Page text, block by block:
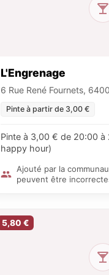
L'Engrenage
6 Rue René Fournets,
Pinte à partir de 3,00 €
Pinte à 3,00 € de 20:00
happy hour)
Ajouté par la
peuvent être
5,80 €